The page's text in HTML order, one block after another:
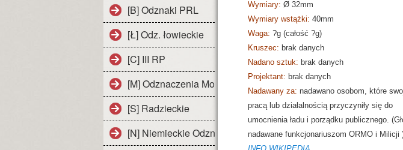
[B] Odznaki PRL
[Ł] Odz. łowieckie
[C] III RP
[M] Odznaczenia Monarchistyczne Polski
[S] Radzieckie
[N] Niemieckie Odznaczenia
Wymiary: Ø 32mm
Wymiary wstążki: 40mm
Waga: ?g (całość ?g)
Kruszec: brak danych
Nadano sztuk: brak danych
Projektant: brak danych
Nadawany za: nadawano osobom, które
pracą lub działalnością przyczyniły się do
umocnienia ładu i porządku publicznego.
nadawane funkcjonariuszom ORMO i Milicji